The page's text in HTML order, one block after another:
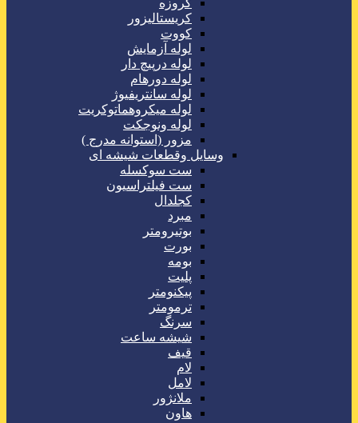
کروزه
کریستالیزور
کووت
لوله آزمایش
لوله درپیچ دار
لوله دورهام
لوله سانتریفیوژ
لوله میکروهماتوکریت
لوله ونوجکت
مزور (استوانه مدرج )
وسایل وقطعات شیشه ای
ست سوکسله
ست فیلتراسیون
کجلدال
مبرد
بوتیرومتر
بورت
بومه
پلیت
پیکنومتر
ترمومتر
سرنگ
شیشه ساعت
قیف
لام
لامل
ملانژور
هاون